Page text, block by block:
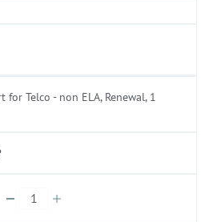
for Telco - non ELA, Renewal, 1